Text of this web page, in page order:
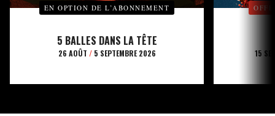
EN OPTION DE L’ABONNEMENT
5 BALLES DANS LA TÊTE
26 AOÛT /5 SEPTEMBRE 2026 15